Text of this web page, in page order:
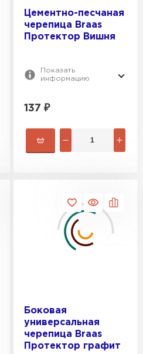
Цементно-песчаная
черепица Braas
Протектор Вишня
Показать
информацию
137 ₽
Боковая
универсальная
черепица Braas
Протектор графит